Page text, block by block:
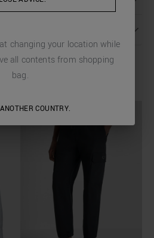
THE LOOK
changing your location while
all contents from shopping
bag.
COUNTRY.